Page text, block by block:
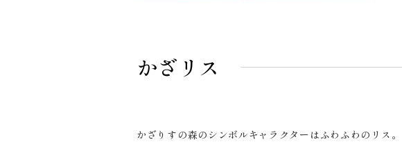
かざリス
かざりすの森のシンボルキャラクターはふわふわのリス。